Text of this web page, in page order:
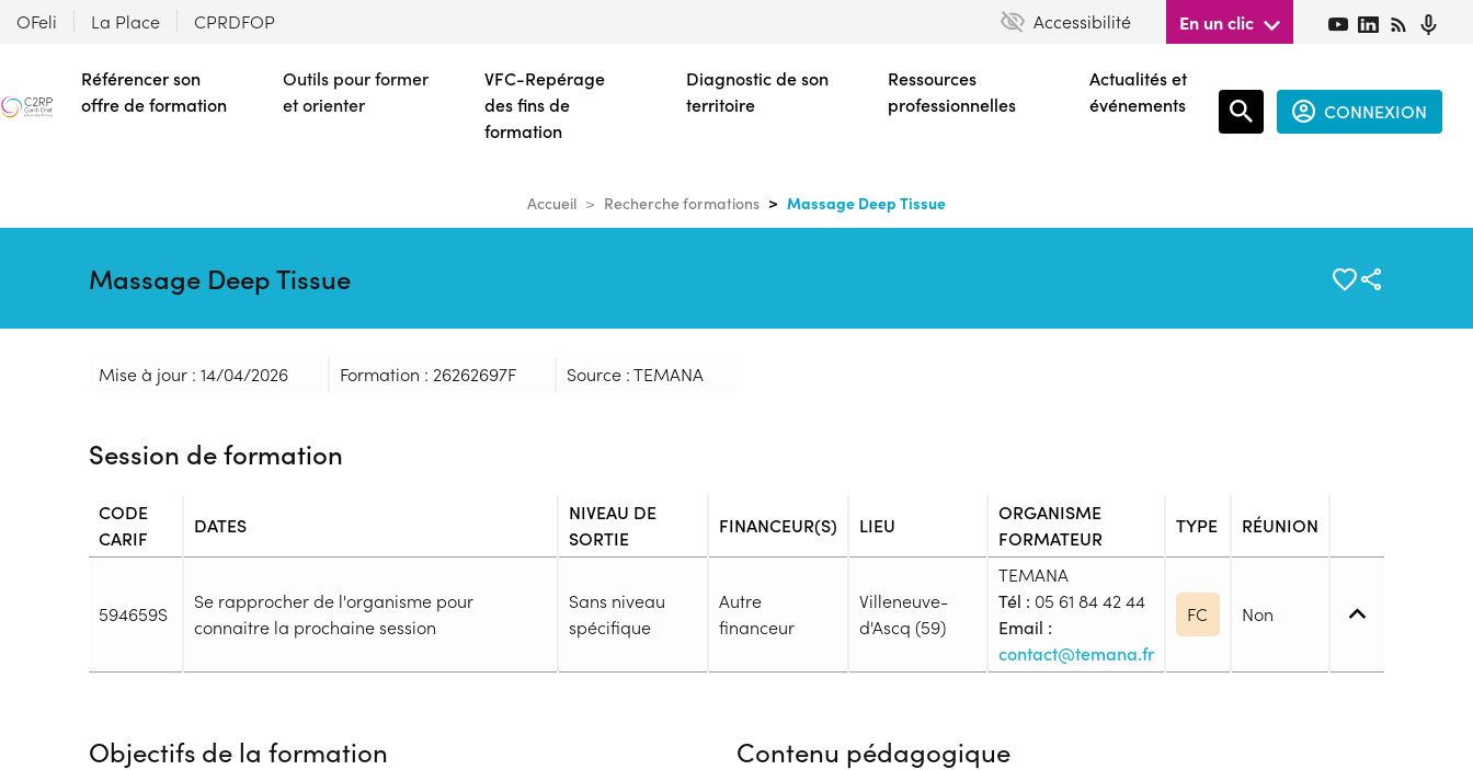
contenu
principal
OFeli La Place CPRDFOP Accessibilité En un clic
Référencer son
offre de formation
Outils pour former
et orienter
VFC-Repérage
des fins de
formation
Diagnostic de son
territoire
Ressources
professionnelles
Actualités et
événements
CONNEXION
Accueil Recherche formations Massage Deep Tissue
Massage Deep Tissue
Mise à jour : 14/04/2026 Formation : 26262697F Source : TEMANA
Session de formation
CODE
CARIF
DATES
NIVEAU DE
SORTIE
FINANCEUR(S) LIEU
ORGANISME
FORMATEUR
TYPE RÉUNION
594659S
Se rapprocher de l'organisme pour
connaitre la prochaine session
Sans niveau
spécifique
Autre
financeur
Villeneuve-
d'Ascq (59)
TEMANA
Tél : 05 61 84 42 44
Email :
contact@temana.fr
FC Non
Durée en centre :21h
Prérequis :
Objectifs de la formation Contenu pédagogique